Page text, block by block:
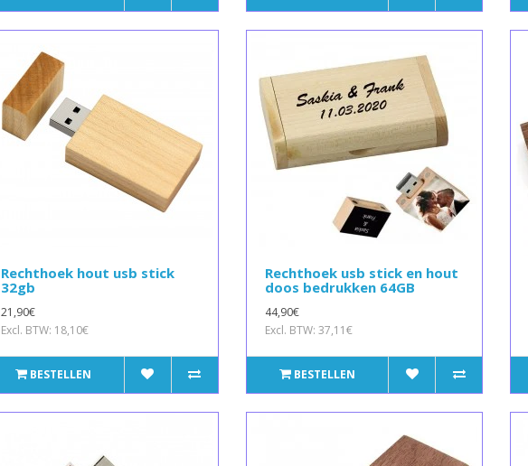
Rechthoek hout usb stick
32gb
21,90€
Excl. BTW: 18,10€
BESTELLEN
Rechthoek usb stick en hout
doos bedrukken 64GB
44,90€
Excl. BTW: 37,11€
BESTELLEN